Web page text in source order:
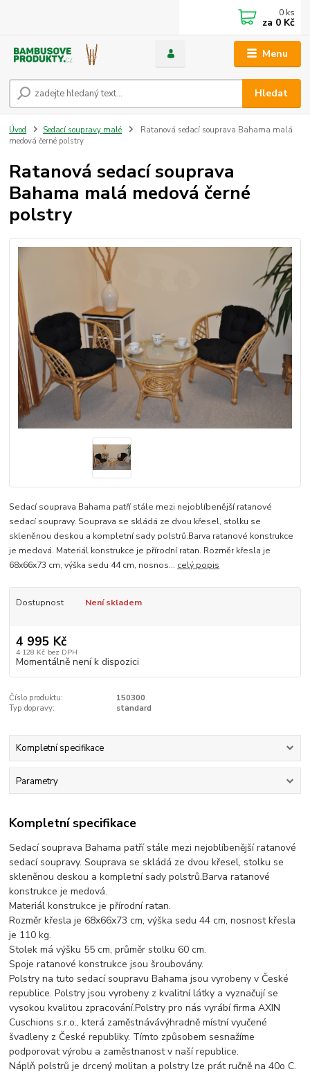
Menu
Hledat
0 ks
za 0 Kč
Úvod Sedací soupravy malé
Ratanová sedací souprava Bahama malá
medová černé polstry
Ratanová sedací souprava
Bahama malá medová černé
polstry
Sedací souprava Bahama patří stále mezi nejoblíbenější ratanové
sedací soupravy. Souprava se skládá ze dvou křesel, stolku se
skleněnou deskou a kompletní sady polstrů.Barva ratanové konstrukce
je medová. Materiál konstrukce je přírodní ratan. Rozměr křesla je
68x66x73 cm, výška sedu 44 cm, nosnos... celý popis
Dostupnost Není skladem
4 995 Kč
4 128 Kč bez DPH
Momentálně není k dispozici
Číslo produktu:
150300
Typ dopravy:
standard
Kompletní specifikace
Parametry
Kompletní specifikace
Sedací souprava Bahama patří stále mezi nejoblíbenější ratanové
sedací soupravy. Souprava se skládá ze dvou křesel, stolku se
skleněnou deskou a kompletní sady polstrů.Barva ratanové
konstrukce je medová.
Materiál konstrukce je přírodní ratan.
Rozměr křesla je 68x66x73 cm, výška sedu 44 cm, nosnost křesla
je 110 kg.
Stolek má výšku 55 cm, průměr stolku 60 cm.
Spoje ratanové konstrukce jsou šroubovány.
Polstry na tuto sedací soupravu Bahama jsou vyrobeny v České
republice. Polstry jsou vyrobeny z kvalitní látky a vyznačují se
vysokou kvalitou zpracování.Polstry pro nás vyrábí firma AXIN
Cuschions s.r.o., která zaměstnávávýhradně místní vyučené
švadleny z České republiky. Tímto způsobem sesnažíme
podporovat výrobu a zaměstnanost v naší republice.
Náplň polstrů je drcený molitan a polstry lze prát ručně na 40o C.